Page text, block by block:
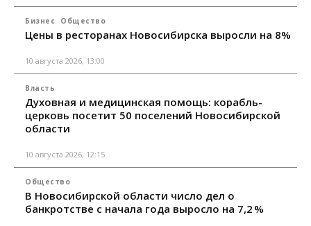
Бизнес Общество
Цены в ресторанах Новосибирска выросли на 8%
10 августа 2026, 13:00
Власть
Духовная и медицинская помощь: корабль-
церковь посетит 50 поселений Новосибирской
области
10 августа 2026, 12:15
Общество
В Новосибирской области число дел о
банкротстве с начала года выросло на 7,2 %